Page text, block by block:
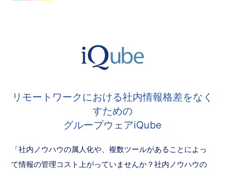
リモートワークにおける社内情報格差をなく
すための
グループウェアiQube
「社内ノウハウの属人化や、複数ツールがあることによっ
て情報の管理コスト上がっていませんか？社内ノウハウの